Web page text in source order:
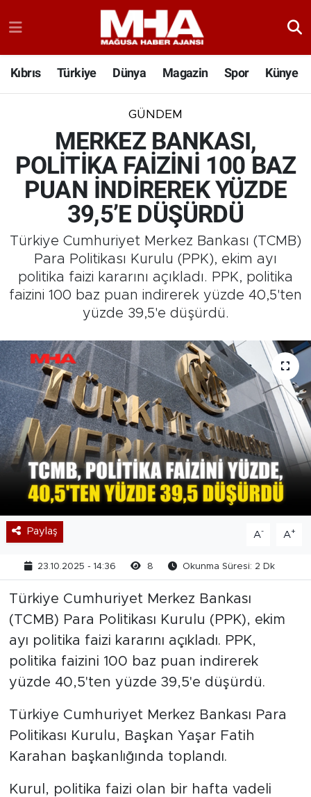
Kıbrıs Türkiye Dünya Magazin Spor Künye
GÜNDEM
MERKEZ BANKASI,
POLİTİKA FAİZİNİ 100 BAZ
PUAN İNDİREREK YÜZDE
39,5’E DÜŞÜRDÜ
Türkiye Cumhuriyet Merkez Bankası (TCMB)
Para Politikası Kurulu (PPK), ekim ayı
politika faizi kararını açıkladı. PPK, politika
faizini 100 baz puan indirerek yüzde 40,5'ten
yüzde 39,5'e düşürdü.
Paylaş A- A+
23.10.2025 - 14:36 8 Okunma Süresi: 2 Dk
Türkiye Cumhuriyet Merkez Bankası
(TCMB) Para Politikası Kurulu (PPK), ekim
ayı politika faizi kararını açıkladı. PPK,
politika faizini 100 baz puan indirerek
yüzde 40,5'ten yüzde 39,5'e düşürdü.
Türkiye Cumhuriyet Merkez Bankası Para
Politikası Kurulu, Başkan Yaşar Fatih
Karahan başkanlığında toplandı.
Kurul, politika faizi olan bir hafta vadeli